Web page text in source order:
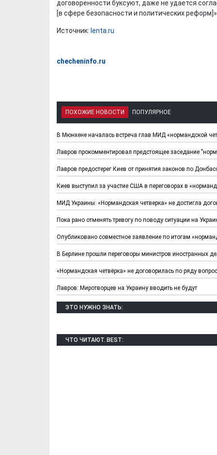
договоренности буксуют, даже не удается
[в сфере безопасности и политических
Источник: lenta.ru
checheninfo.ru
ПОХОЖИЕ НОВОСТИ ПОПУЛЯРНОЕ
В Мюнхене началась встреча глав МИД «нормандской
Лавров прокомментировал предстоящее заседание
Лавров предостерег Киев от принятия законов по
Киев выступил за участие США в переговорах в
МИД Украины: «Нормандская четверка» не достигла
Пока рано отменять тревогу по поводу ситуации на
Опубликовано совместное заявление по итогам
В Берлине прошли переговоры министров иностранных
«Нормандская четвёрка» не договорилась по ряду
Лавров: Миротворцев на Украину вводить не будут
ЭТО НУЖНО ЗНАТЬ:
ЧТО ЧИТАЮТ. BEST: